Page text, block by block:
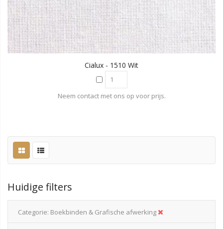
Cialux - 1510 Wit
Neem contact met ons op voor prijs.
Huidige filters
Categorie Boekbinden & Grafische afwerking